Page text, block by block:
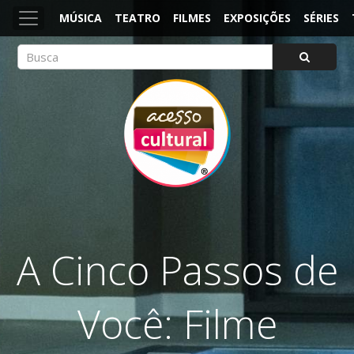
MÚSICA TEATRO FILMES EXPOSIÇÕES SÉRIES
A Cinco Passos de
Você: Filme